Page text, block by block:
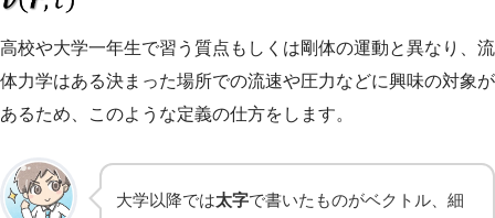
高校や大学一年生で習う質点もしくは剛体の運動と異なり、流
体力学はある決まった場所での流速や圧力などに興味の対象が
あるため、このような定義の仕方をします。
大学以降では太字で書いたものがベクトル、細